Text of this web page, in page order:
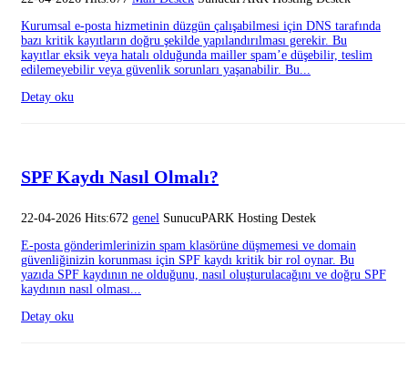
Kurumsal e-posta hizmetinin düzgün çalışabilmesi için DNS tarafında
bazı kritik kayıtların doğru şekilde yapılandırılması gerekir. Bu
kayıtlar eksik veya hatalı olduğunda mailler spam’e düşebilir, teslim
edilemeyebilir veya güvenlik sorunları yaşanabilir. Bu...
Detay oku
SPF Kaydı Nasıl Olmalı?
22-04-2026 Hits:672 genel SunucuPARK Hosting Destek
E-posta gönderimlerinizin spam klasörüne düşmemesi ve domain
güvenliğinizin korunması için SPF kaydı kritik bir rol oynar. Bu
yazıda SPF kaydının ne olduğunu, nasıl oluşturulacağını ve doğru SPF
kaydının nasıl olması...
Detay oku